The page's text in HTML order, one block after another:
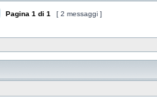
Pagina 1 di 1 [ 2 messaggi ]